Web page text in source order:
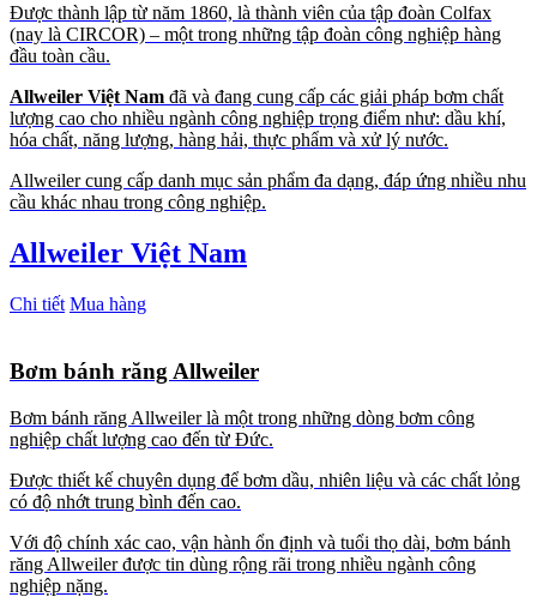
Được thành lập từ năm 1860, là thành viên của tập đoàn Colfax
(nay là CIRCOR) – một trong những tập đoàn công nghiệp hàng
đầu toàn cầu.
Allweiler Việt Nam đã và đang cung cấp các giải pháp bơm chất
lượng cao cho nhiều ngành công nghiệp trọng điểm như: dầu khí,
hóa chất, năng lượng, hàng hải, thực phẩm và xử lý nước.
Allweiler cung cấp danh mục sản phẩm đa dạng, đáp ứng nhiều nhu
cầu khác nhau trong công nghiệp.
Allweiler Việt Nam
Chi tiết Mua hàng
Bơm bánh răng Allweiler
Bơm bánh răng Allweiler là một trong những dòng bơm công
nghiệp chất lượng cao đến từ Đức.
Được thiết kế chuyên dụng để bơm dầu, nhiên liệu và các chất lỏng
có độ nhớt trung bình đến cao.
Với độ chính xác cao, vận hành ổn định và tuổi thọ dài, bơm bánh
răng Allweiler được tin dùng rộng rãi trong nhiều ngành công
nghiệp nặng.